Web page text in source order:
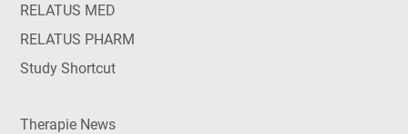
RELATUS MED
RELATUS PHARM
Study Shortcut
Therapie News